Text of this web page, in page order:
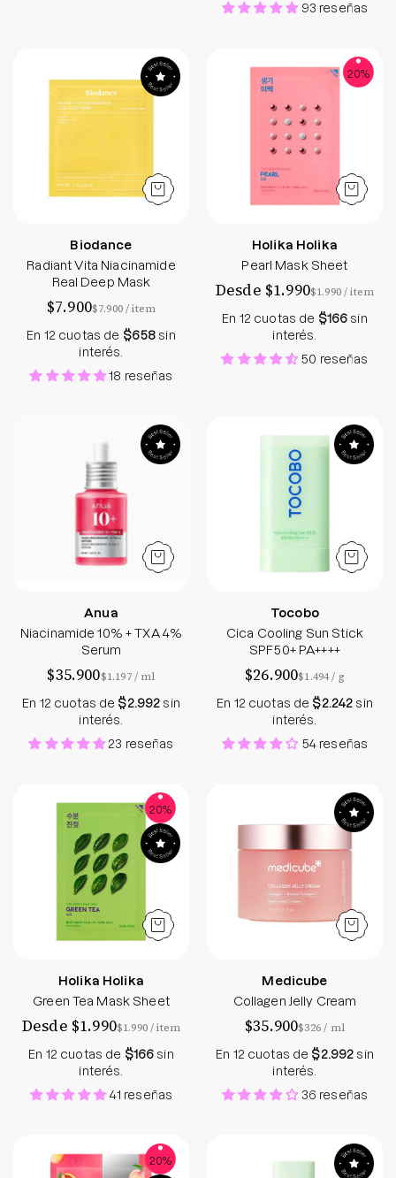
93 reseñas
Radiant Vita Niacinamide Real Deep Mask
Biodance
Radiant Vita Niacinamide
Real Deep Mask
$7.900$7.900/por
item
En 12 cuotas de $658sin
interés.
18 reseñas
Pearl Mask
20%
Holika Holika
Pearl Mask Sheet
Desde $1.990$1.990/por
item
En 12 cuotas de $166sin
interés.
50 reseñas
Niacinamide 10% + TXA 4% Serum - Sokobox
Anua
Niacinamide 10% + TXA 4%
Serum
$35.900$1.197/ por
ml
En 12 cuotas de $2.992sin
interés.
23 reseñas
Cica Cooling
Tocobo
Cica Cooling Sun Stick
SPF50+ PA++++
$26.900$1.494/ por
g
En 12 cuotas de $2.242sin
interés.
54 reseñas
Green Tea Mask Sheet - Holika Holika - Soko Box
20%
Holika Holika
Green Tea Mask Sheet
Desde $1.990$1.990/por
item
En 12 cuotas de $166sin
interés.
41 reseñas
Collagen Jelly
Medicube
Collagen Jelly Cream
$35.900$326/ por
ml
En 12 cuotas de $2.992sin
interés.
36 reseñas
Squeeze Mask Peach - Frudia - Soko Box
20%
Cica Calming